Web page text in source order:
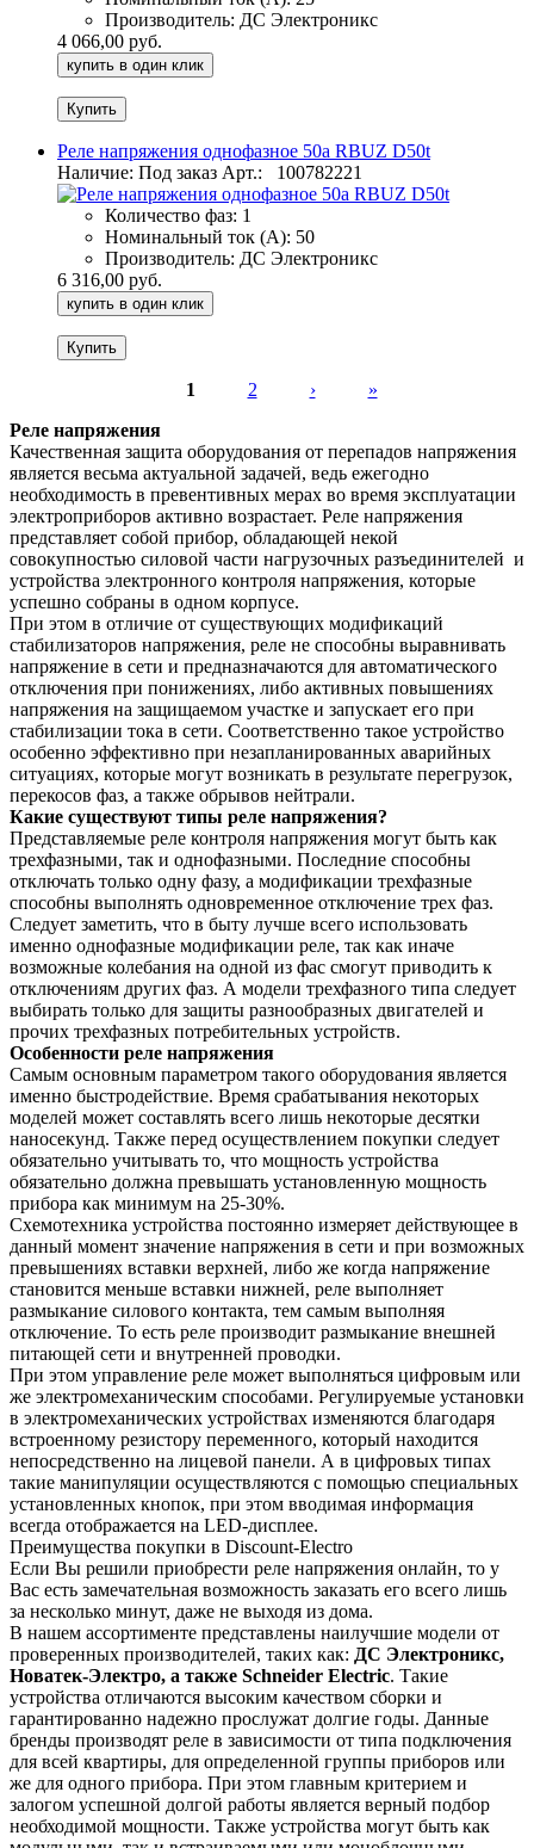
Производитель: ДС Электроникс
4 066,00 руб.
купить в один клик
Реле напряжения однофазное 50а RBUZ D50t
Наличие: Под заказ Арт.: 100782221
Количество фаз: 1
Номинальный ток (А): 50
Производитель: ДС Электроникс
6 316,00 руб.
купить в один клик
Страницы
1 2 ›
»
Реле напряжения
Качественная защита оборудования от перепадов напряжения
является весьма актуальной задачей, ведь ежегодно
необходимость в превентивных мерах во время эксплуатации
электроприборов активно возрастает. Реле напряжения
представляет собой прибор, обладающей некой
совокупностью силовой части нагрузочных разъединителей и
устройства электронного контроля напряжения, которые
успешно собраны в одном корпусе.
При этом в отличие от существующих модификаций
стабилизаторов напряжения, реле не способны выравнивать
напряжение в сети и предназначаются для автоматического
отключения при понижениях, либо активных повышениях
напряжения на защищаемом участке и запускает его при
стабилизации тока в сети. Соответственно такое устройство
особенно эффективно при незапланированных аварийных
ситуациях, которые могут возникать в результате перегрузок,
перекосов фаз, а также обрывов нейтрали.
Какие существуют типы реле напряжения?
Представляемые реле контроля напряжения могут быть как
трехфазными, так и однофазными. Последние способны
отключать только одну фазу, а модификации трехфазные
способны выполнять одновременное отключение трех фаз.
Следует заметить, что в быту лучше всего использовать
именно однофазные модификации реле, так как иначе
возможные колебания на одной из фас смогут приводить к
отключениям других фаз. А модели трехфазного типа следует
выбирать только для защиты разнообразных двигателей и
прочих трехфазных потребительных устройств.
Особенности реле напряжения
Самым основным параметром такого оборудования является
именно быстродействие. Время срабатывания некоторых
моделей может составлять всего лишь некоторые десятки
наносекунд. Также перед осуществлением покупки следует
обязательно учитывать то, что мощность устройства
обязательно должна превышать установленную мощность
прибора как минимум на 25-30%.
Схемотехника устройства постоянно измеряет действующее в
данный момент значение напряжения в сети и при возможных
превышениях вставки верхней, либо же когда напряжение
становится меньше вставки нижней, реле выполняет
размыкание силового контакта, тем самым выполняя
отключение. То есть реле производит размыкание внешней
питающей сети и внутренней проводки.
При этом управление реле может выполняться цифровым или
же электромеханическим способами. Регулируемые установки
в электромеханических устройствах изменяются благодаря
встроенному резистору переменного, который находится
непосредственно на лицевой панели. А в цифровых типах
такие манипуляции осуществляются с помощью специальных
установленных кнопок, при этом вводимая информация
всегда отображается на LED-дисплее.
Преимущества покупки в Discount-Electro
Если Вы решили приобрести реле напряжения онлайн, то у
Вас есть замечательная возможность заказать его всего лишь
за несколько минут, даже не выходя из дома.
В нашем ассортименте представлены наилучшие модели от
проверенных производителей, таких как: ДС Электроникс,
Новатек-Электро, а также Schneider Electric. Такие
устройства отличаются высоким качеством сборки и
гарантированно надежно прослужат долгие годы. Данные
бренды производят реле в зависимости от типа подключения
для всей квартиры, для определенной группы приборов или
же для одного прибора. При этом главным критерием и
залогом успешной долгой работы является верный подбор
необходимой мощности. Также устройства могут быть как